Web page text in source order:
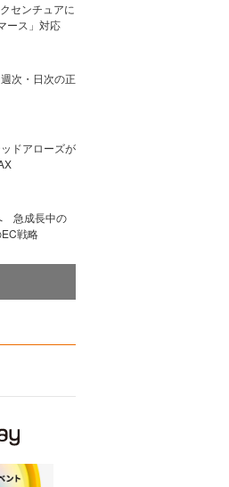
センチュアに
ース」対応
次・日次の正
ドアローズが
急成長中の
EC戦略